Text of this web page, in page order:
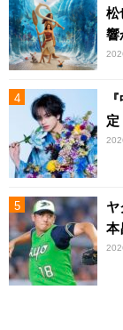
松
響
定
ヤ
本